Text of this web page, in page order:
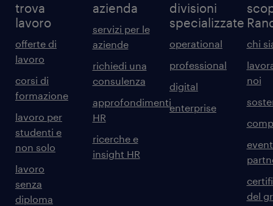
trova
lavoro
offerte di
lavoro
corsi di
formazione
lavoro per
studenti e
non solo
lavoro
senza
diploma
azienda
servizi per le
aziende
richiedi una
consulenza
approfondimenti
HR
ricerche e
insight HR
divisioni
specializzate
operational
professional
digital
enterprise
chi
noi
del